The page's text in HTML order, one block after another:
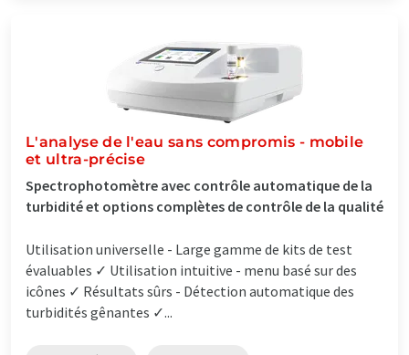
L'analyse de l'eau sans compromis - mobile
et ultra-précise
Spectrophotomètre avec contrôle automatique de la
turbidité et options complètes de contrôle de la qualité
Utilisation universelle - Large gamme de kits de test
évaluables ✓ Utilisation intuitive - menu basé sur des
icônes ✓ Résultats sûrs - Détection automatique des
turbidités gênantes ✓...